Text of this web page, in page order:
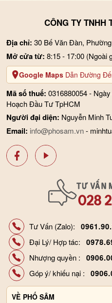
CÔNG TY TNHH
Địa chỉ: 30 Bế Văn Đàn,
Mở cửa từ:8:15 - 17:00 (Ngoài
Google Maps Dẫn Đường
Mã số thuế: 0316880054 -
Hoạch Đầu Tư TpHCM
Người đại diện: Nguyễn Minh
Email: info@phosam.vn-
Tư Vấn (Zalo):
Đại Lý/ Hợp tác:
Nhượng quyền :
Góp ý/ khiếu nại :
VỀ PHỐ SÂM